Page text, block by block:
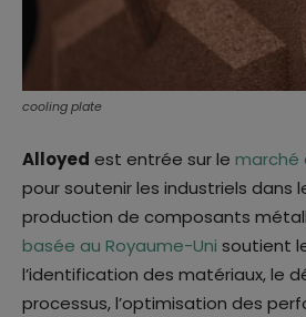
cooling plate
Alloyed est entrée sur le marché
pour soutenir les industriels dans
production de composants
basée au Royaume-Uni soutient
l’identification des matériaux, le
processus, l’optimisation des